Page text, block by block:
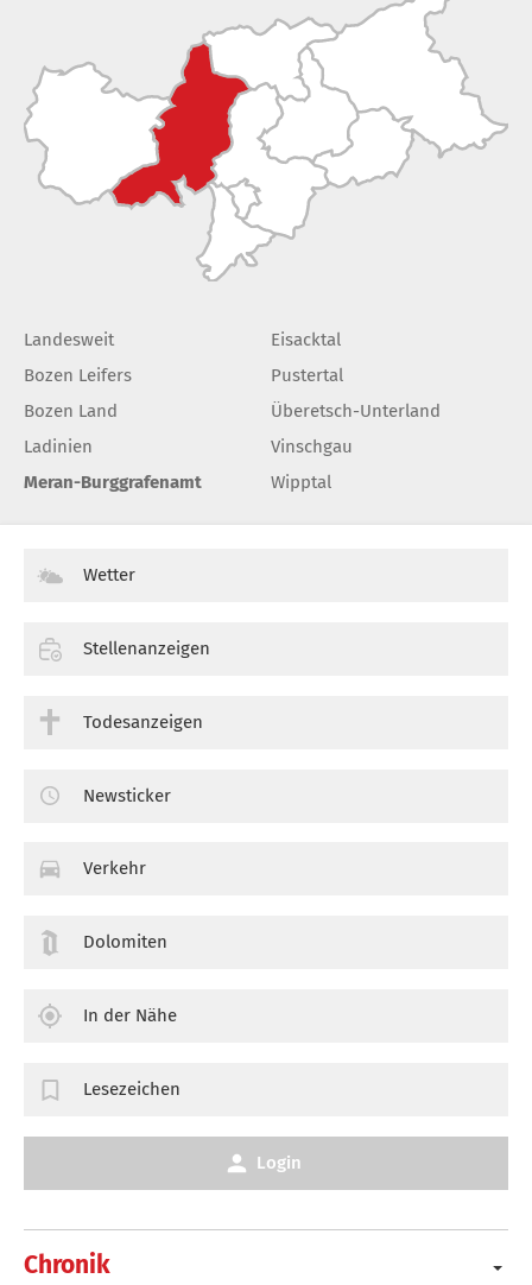
Landesweit
Bozen Leifers
Bozen Land
Ladinien
Meran-Burggrafenamt
Eisacktal
Pustertal
Überetsch-Unterland
Vinschgau
Wipptal
Chronik
Wetter
Stellenanzeigen
Todesanzeigen
Newsticker
Verkehr
Dolomiten
In der Nähe
Lesezeichen
Login